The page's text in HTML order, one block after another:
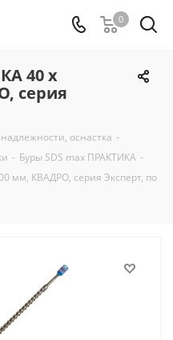
0
40 х
серия
оснастка -
- Буры SDS max ПРАКТИКА -
мм, КВАДРО, серия Эксперт, по